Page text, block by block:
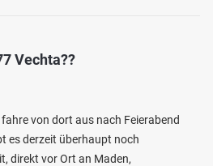
Vechta??
von dort aus nach Feierabend
es derzeit überhaupt noch
direkt vor Ort an Maden,